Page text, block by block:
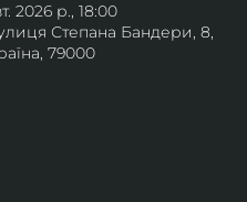
2026 р., 18:00
Степана Бандери, 8,
79000